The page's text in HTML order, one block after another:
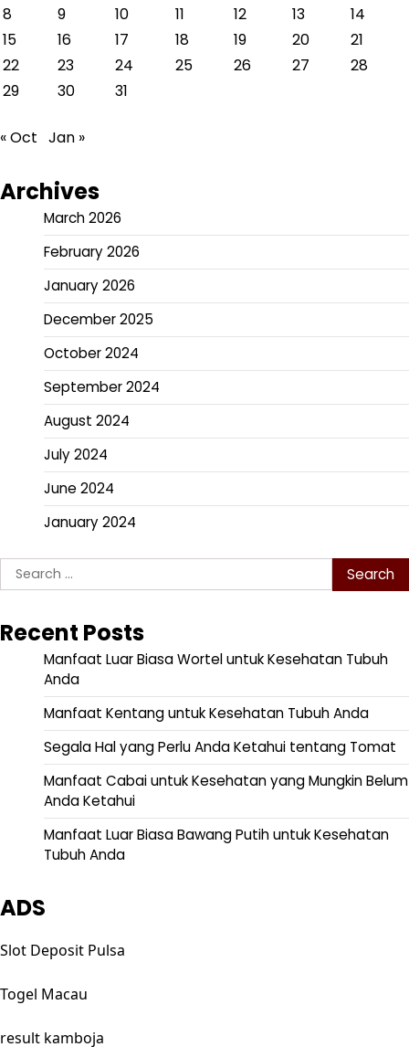
8
9 10 11 12 13
14
15
16 17 18 19 20
21
22
23 24 25 26 27
28
29
30 31
« Oct Jan »
Archives
March 2026
February 2026
January 2026
December 2025
October 2024
September 2024
August 2024
July 2024
June 2024
January 2024
Search
for:
Recent Posts
Manfaat Luar Biasa Wortel untuk Kesehatan Tubuh
Anda
Manfaat Kentang untuk Kesehatan Tubuh Anda
Segala Hal yang Perlu Anda Ketahui tentang Tomat
Manfaat Cabai untuk Kesehatan yang Mungkin Belum
Anda Ketahui
Manfaat Luar Biasa Bawang Putih untuk Kesehatan
Tubuh Anda
ADS
Slot Deposit Pulsa
Togel Macau
result kamboja